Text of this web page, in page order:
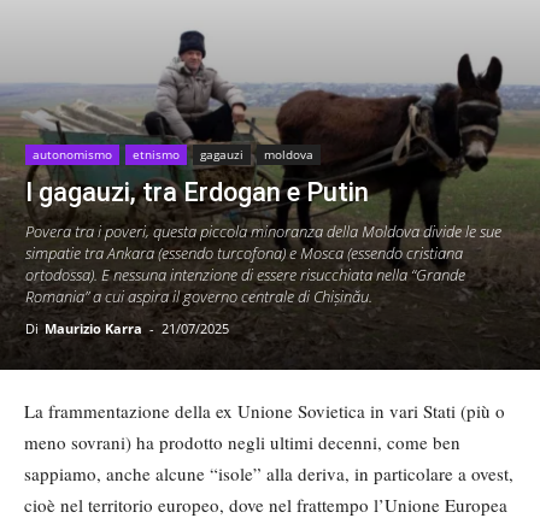
autonomismo etnismo gagauzi moldova
I gagauzi, tra Erdogan e Putin
Povera tra i poveri, questa piccola minoranza della Moldova divide le sue
simpatie tra Ankara (essendo turcofona) e Mosca (essendo cristiana
ortodossa). E nessuna intenzione di essere risucchiata nella “Grande
Romania” a cui aspira il governo centrale di Chișinău.
Di Maurizio Karra - 21/07/2025
La frammentazione della ex Unione Sovietica in vari Stati (più o
meno sovrani) ha prodotto negli ultimi decenni, come ben
sappiamo, anche alcune “isole” alla deriva, in particolare a ovest,
cioè nel territorio europeo, dove nel frattempo l’Unione Europea